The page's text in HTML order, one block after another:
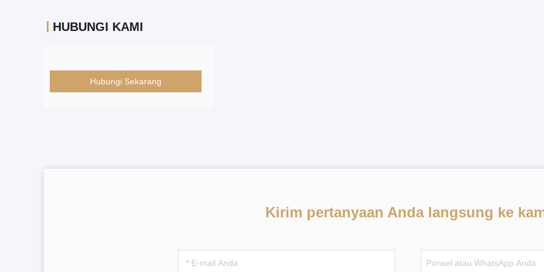
HUBUNGI KAMI
Hubungi Sekarang
Kirim pertanyaan Anda langsung ke